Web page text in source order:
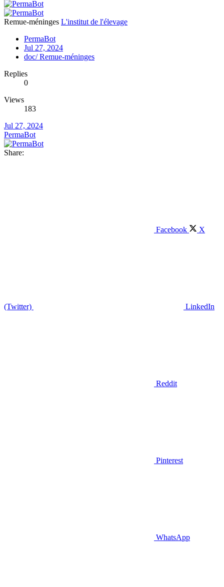
Remue-méninges L'institut de l'élevage
PermaBot
Jul 27, 2024
doc/ Remue-méninges
Replies
0
Views
183
Jul 27, 2024
PermaBot
Share:
Facebook X
(Twitter) LinkedIn
Reddit
Pinterest
WhatsApp